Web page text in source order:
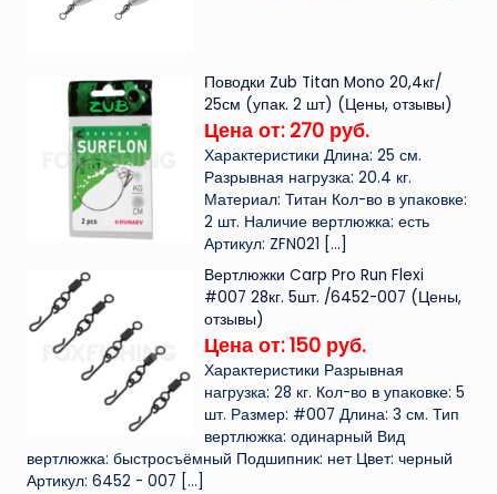
Поводки Zub Titan Mono 20,4кг/
25см (упак. 2 шт) (Цены, отзывы)
Цена от: 270 руб.
Характеристики Длина: 25 см.
Разрывная нагрузка: 20.4 кг.
Материал: Титан Кол-во в упаковке:
2 шт. Наличие вертлюжка: есть
Артикул: ZFN021 […]
Вертлюжки Carp Pro Run Flexi
#007 28кг. 5шт. /6452-007 (Цены,
отзывы)
Цена от: 150 руб.
Характеристики Разрывная
нагрузка: 28 кг. Кол-во в упаковке: 5
шт. Размер: #007 Длина: 3 см. Тип
вертлюжка: одинарный Вид
вертлюжка: быстросъёмный Подшипник: нет Цвет: черный
Артикул: 6452 - 007 […]